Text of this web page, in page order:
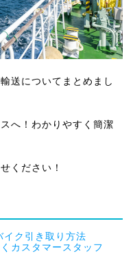
送についてまとめまし
へ！わかりやすく簡潔
ください！
イク引き取り方法
カスタマースタッフ